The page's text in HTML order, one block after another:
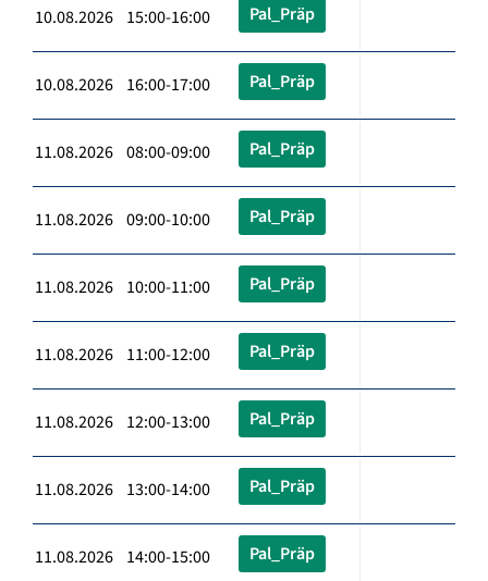
10.08.2026 15:00-16:00 Pal_Präp
10.08.2026 16:00-17:00 Pal_Präp
11.08.2026 08:00-09:00 Pal_Präp
11.08.2026 09:00-10:00 Pal_Präp
11.08.2026 10:00-11:00 Pal_Präp
11.08.2026 11:00-12:00 Pal_Präp
11.08.2026 12:00-13:00 Pal_Präp
11.08.2026 13:00-14:00 Pal_Präp
11.08.2026 14:00-15:00 Pal_Präp